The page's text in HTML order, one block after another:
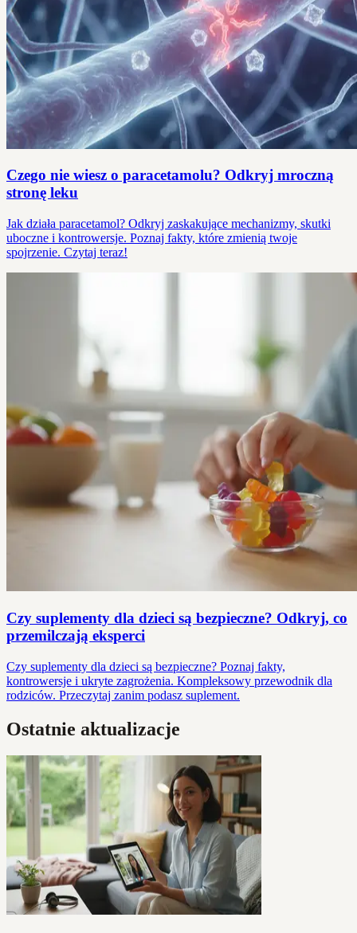
Czego nie wiesz o paracetamolu? Odkryj mroczną
stronę leku
Jak działa paracetamol? Odkryj zaskakujące mechanizmy, skutki
uboczne i kontrowersje. Poznaj fakty, które zmienią twoje
spojrzenie. Czytaj teraz!
Czy suplementy dla dzieci są bezpieczne? Odkryj, co
przemilczają eksperci
Czy suplementy dla dzieci są bezpieczne? Poznaj fakty,
kontrowersje i ukryte zagrożenia. Kompleksowy przewodnik dla
rodziców. Przeczytaj zanim podasz suplement.
Ostatnie aktualizacje